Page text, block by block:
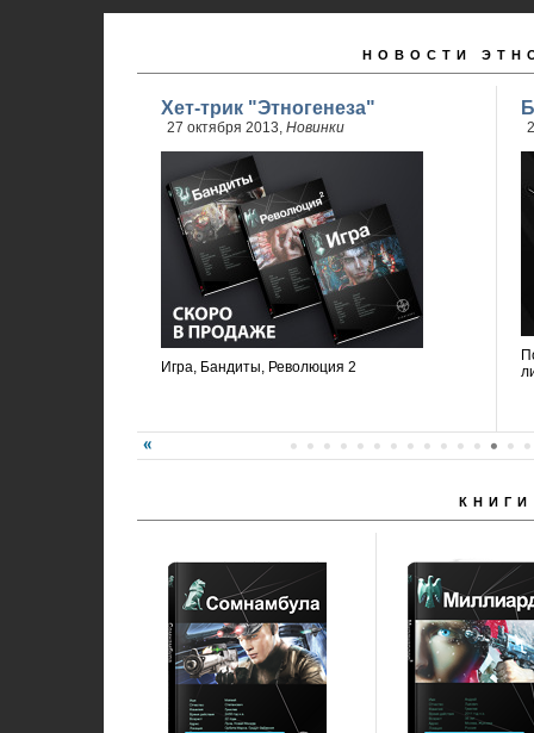
НОВОСТИ
Хет-трик "Этногенеза"
27 октября 2013, Новинки
Игра, Бандиты, Революция 2
КНИГИ